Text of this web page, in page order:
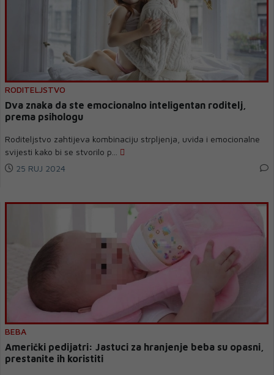
RODITELJSTVO
Dva znaka da ste emocionalno inteligentan roditelj,
prema psihologu
Roditeljstvo zahtijeva kombinaciju strpljenja, uvida i emocionalne
svijesti kako bi se stvorilo p...
25 RUJ 2024
BEBA
Američki pedijatri: Jastuci za hranjenje beba su opasni,
prestanite ih koristiti